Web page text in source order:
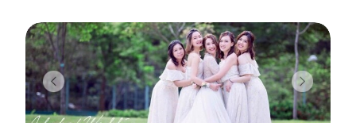
Previous Next